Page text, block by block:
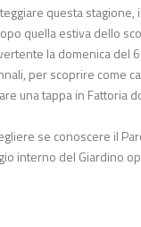
questa
quella estiva dello
la domenica del
per scoprire come
una tappa in Fattoria
se conoscere il
interno del Giardino